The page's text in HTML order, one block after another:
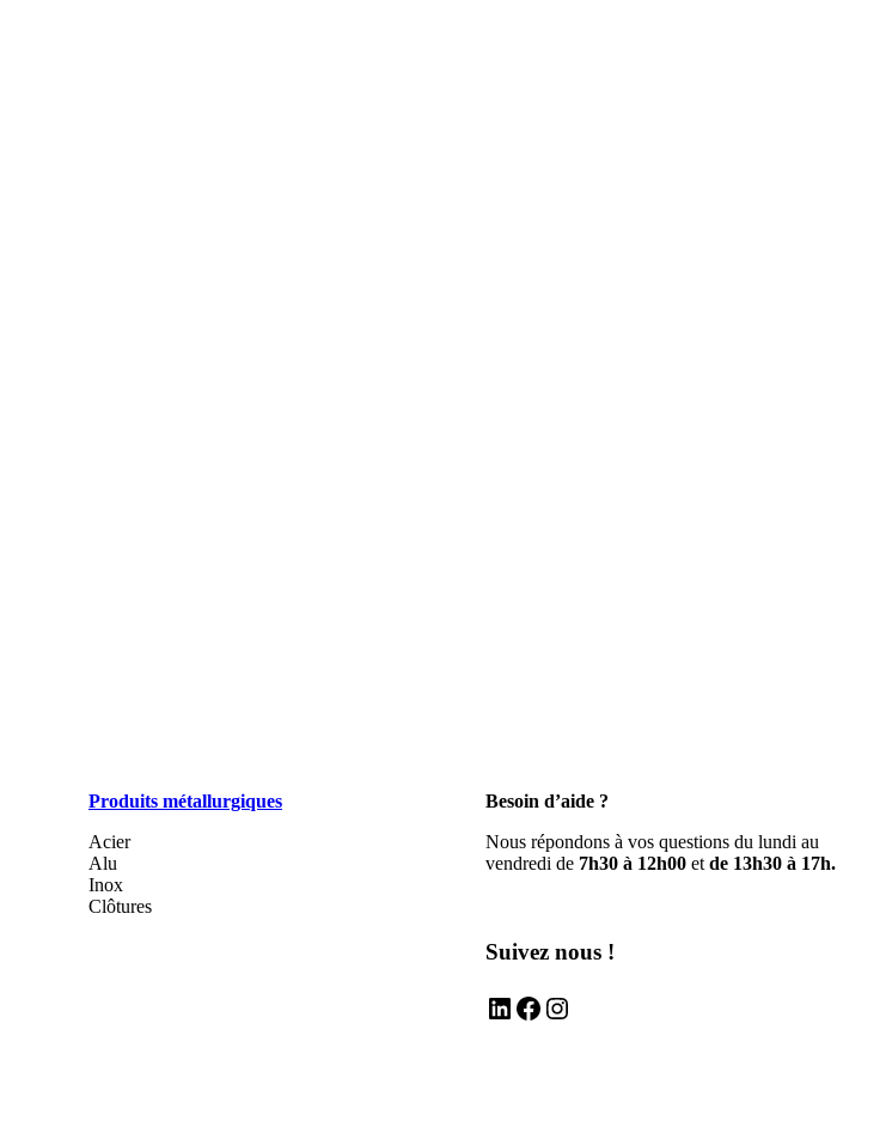
Produits métallurgiques
Acier
Alu
Inox
Clôtures
Besoin d’aide ?
Nous répondons à vos questions du lundi au
vendredi de 7h30 à 12h00 et de 13h30 à 17h.
Suivez nous !
LinkedIn Facebook Instagram